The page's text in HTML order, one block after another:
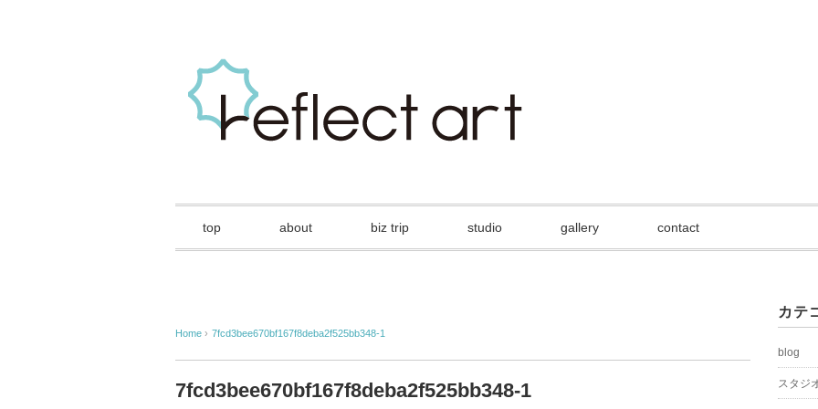
top about biz trip studio gallery contact
Home › 7fcd3bee670bf167f8deba2f525bb348-1
7fcd3bee670bf167f8deba2f525bb348-1
カテ
blog
スタジ